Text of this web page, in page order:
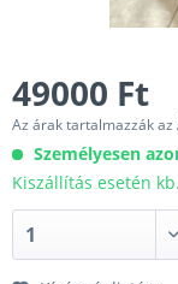
49000 Ft
Az árak tartalmazzák az
Személyesen
Kiszállítás esetén